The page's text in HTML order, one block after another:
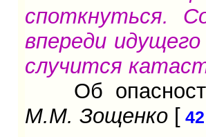
споткнуться.
впереди
случится
Об
М.М. Зощенко [ 42